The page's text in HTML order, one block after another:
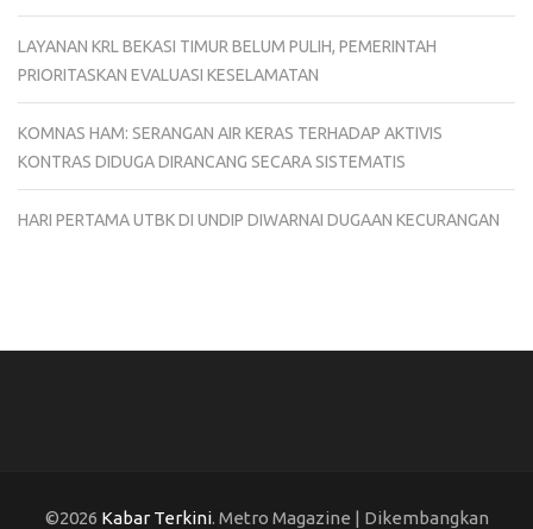
LAYANAN KRL BEKASI TIMUR BELUM PULIH, PEMERINTAH
PRIORITASKAN EVALUASI KESELAMATAN
KOMNAS HAM: SERANGAN AIR KERAS TERHADAP AKTIVIS
KONTRAS DIDUGA DIRANCANG SECARA SISTEMATIS
HARI PERTAMA UTBK DI UNDIP DIWARNAI DUGAAN KECURANGAN
©2026 Kabar Terkini. Metro Magazine | Dikembangkan